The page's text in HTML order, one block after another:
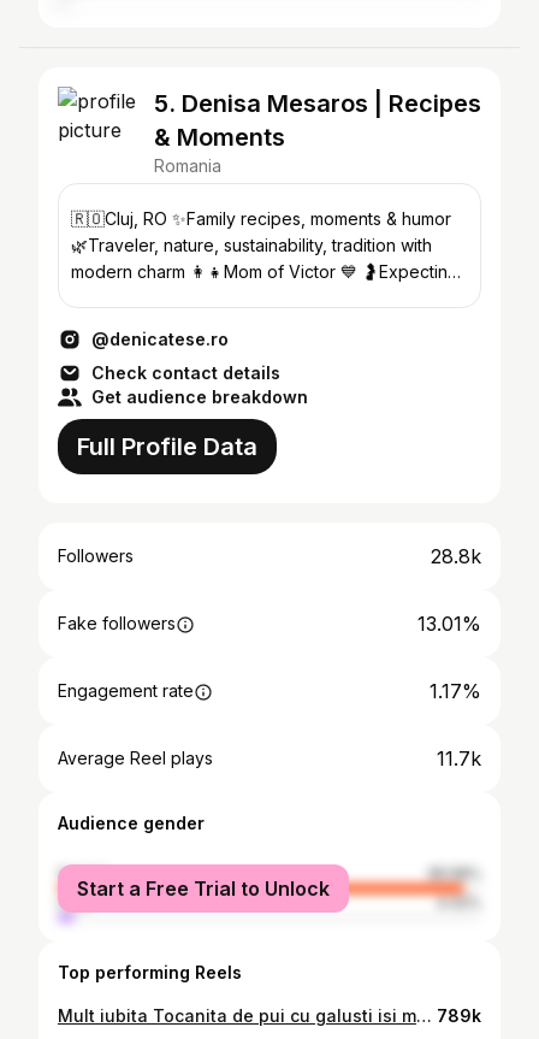
5. Denisa Mesaros | Recipes
& Moments
Romania
🇷🇴Cluj, RO ✨Family recipes, moments & humor
🌿Traveler, nature, sustainability, tradition with
modern charm 👩‍👧Mom of Victor 💙 🤰Expecting
@denicatese.ro
Check contact details
Get audience breakdown
Full Profile Data
Followers 28.8k
Fake followers 13.01%
Engagement rate 1.17%
Average Reel plays 11.7k
Audience gender
female
95.58%
male
4.42%
Start a Free Trial to Unlock
Top performing Reels
Mult iubita Tocanita de pui cu galusti isi merita locul ei in feed. Regasiti mai jos ingredientele si pasii, alaturi de invitatia de a o gati si voi, pt familia voastra. Am folosit: - 6 pulpe de pui - 2 cepe - aprox 2 ardei tocati (eu am pusi la borcan, cu sare) - 100-150 ml bulion - apa - sare si piper, daca e cazul - ulei de masline Pt galusti: - 3 oua - putina sare - 7-8 lg faina Pt ingrosala: - zeama din tocanita - o lg de faina Calim ceapa in ulei de masline, apoi calim si ardeiul. In aprox 5 min, adaugam si pulpele. Prajim 5-10 min, apoi adaugam bulionul, apoi apa si lasam la foc mic, cu capacul pus. Intre timp, pregatim amestecul pt galusti, batem ouale ca pe omleta si adaugam treptat cate o lg de faina. Omogenizam bine de tot si lasam la odihnit. Cand carnea e fiarta, luam capacul, incalzim lingura in sos, apoi rand pe rand, formam cate o galusca. E foarte important sa infierbantam lingura, un pas esential in dezlipirea lor. Le fierbem si pe ele sub capac, aprox 5 min, timp in care putem sa pregatim ingrosala, din sos si faina. Neaparat sa nu uitati de verdeata, de muraturi si de paine proaspata. Asta e combinatia perfecta! [AD] #RomaniaStieSaGateasca, #KauflandRomania #GatesteCuKaufland @KauflandRomania 789k